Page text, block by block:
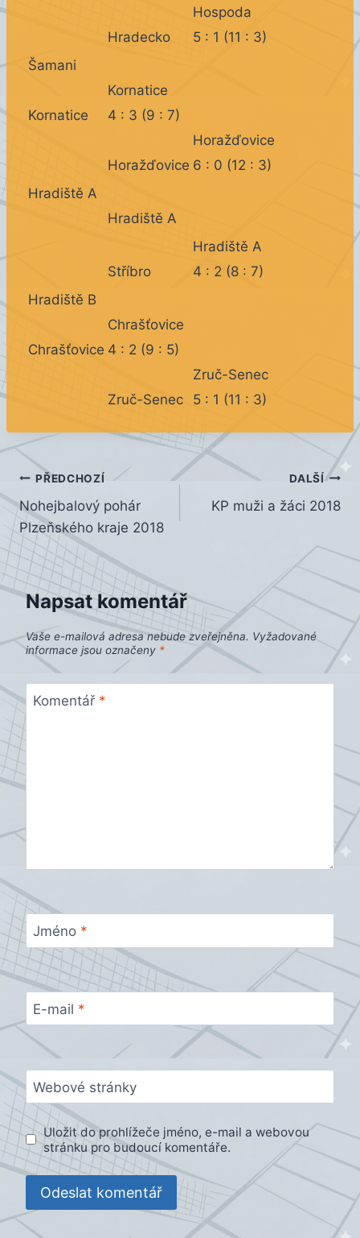
Hospoda
Hradecko
5 : 1 (11 : 3)
Šamani
Kornatice
Kornatice
4 : 3 (9 : 7)
Horažďovice
Horažďovice 6 : 0 (12 : 3)
Hradiště A
Hradiště A
Hradiště A
Stříbro
4 : 2 (8 : 7)
Hradiště B
Chrašťovice
Chrašťovice 4 : 2 (9 : 5)
Zruč-Senec
Zruč-Senec
5 : 1 (11 : 3)
Navigace
pro
příspěvek
PŘEDCHOZÍ
Nohejbalový pohár
Plzeňského kraje 2018
DALŠÍ
KP muži a žáci 2018
Napsat komentář
Vaše e-mailová adresa nebude zveřejněna. Vyžadované
informace jsou označeny *
Komentář *
Jméno *
E-mail *
Webové stránky
Uložit do prohlížeče jméno, e-mail a webovou
stránku pro budoucí komentáře.